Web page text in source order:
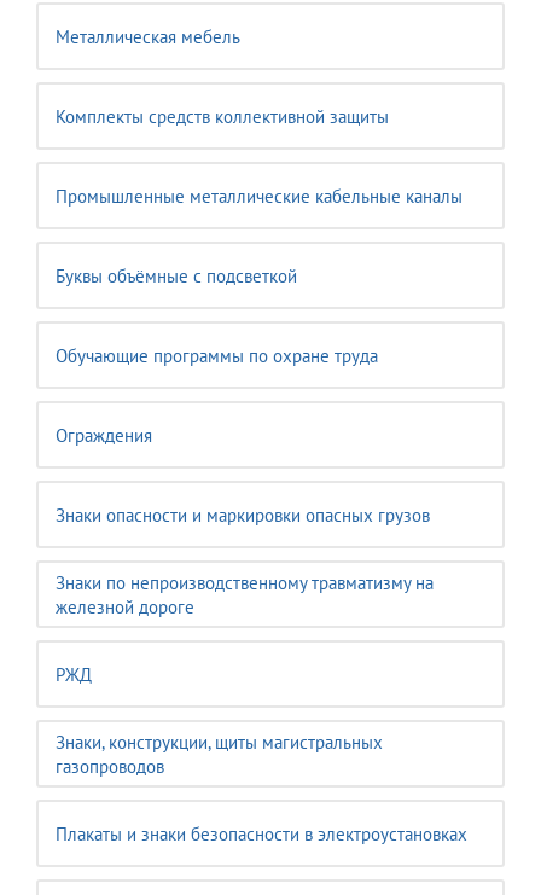
Металлическая мебель
Комплекты средств коллективной защиты
Промышленные металлические кабельные каналы
Буквы объёмные с подсветкой
Обучающие программы по охране труда
Ограждения
Знаки опасности и маркировки опасных грузов
Знаки по непроизводственному травматизму на
железной дороге
РЖД
Знаки, конструкции, щиты магистральных
газопроводов
Плакаты и знаки безопасности в электроустановках